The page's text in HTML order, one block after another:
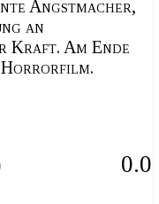
Angstmacher,
an
Kraft. Am Ende
0.0